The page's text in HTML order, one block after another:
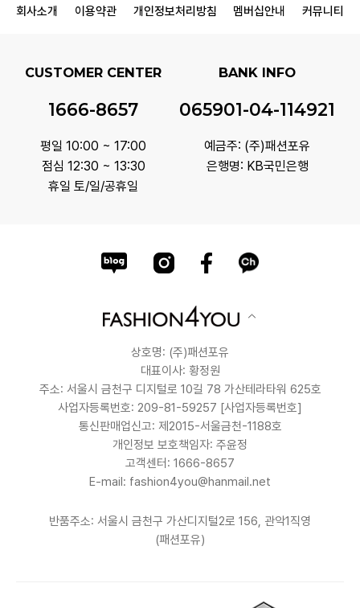
회사소개 이용약관 개인정보처리방침 멤버십안내 커뮤니티
CUSTOMER CENTER
1666-8657
평일 10:00 ~ 17:00
점심 12:30 ~ 13:30
휴일 토/일/공휴일
BANK INFO
065901-04-114921
예금주: (주)패션포유
은행명: KB국민은행
상호명: (주)패션포유
대표이사: 황정원
주소: 서울시 금천구 디지털로 10길 78 가산테라타워 625호
사업자등록번호: 209-81-59257 [사업자등록번호]
통신판매업신고: 제2015-서울금천-1188호
개인정보 보호책임자: 주윤정
고객센터: 1666-8657
E-mail: fashion4you@hanmail.net
반품주소: 서울시 금천구 가산디지털2로 156, 관악1직영
(패션포유)